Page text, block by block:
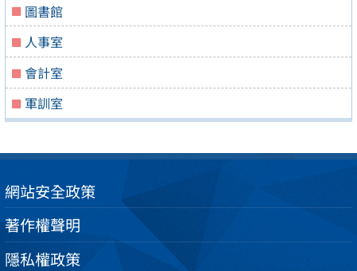
圖書館
人事室
會計室
軍訓室
網站安全政策
著作權聲明
隱私權政策